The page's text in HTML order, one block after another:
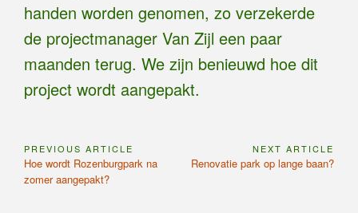
handen worden genomen, zo verzekerde
de projectmanager Van Zijl een paar
maanden terug. We zijn benieuwd hoe dit
project wordt aangepakt.
Bericht
navigatie
PREVIOUS ARTICLE
Previous
Article:
Hoe wordt Rozenburgpark na
zomer aangepakt?
NEXT ARTICLE
Next
Renovatie park op lange baan?